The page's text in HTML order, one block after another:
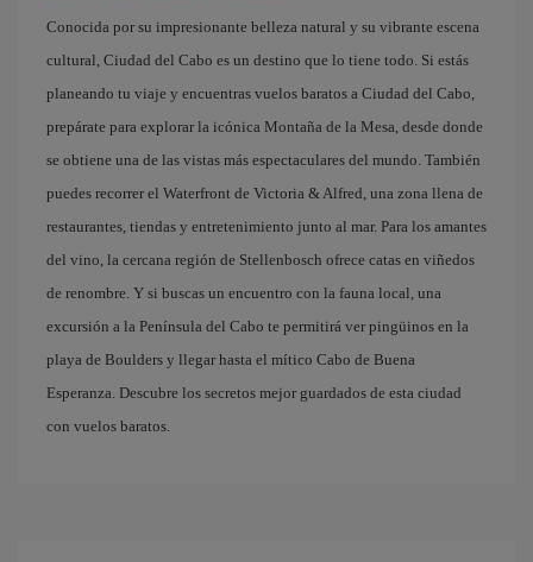
Conocida por su impresionante belleza natural y su vibrante escena
cultural, Ciudad del Cabo es un destino que lo tiene todo. Si estás
planeando tu viaje y encuentras vuelos baratos a Ciudad del Cabo,
prepárate para explorar la icónica Montaña de la Mesa, desde donde
se obtiene una de las vistas más espectaculares del mundo. También
puedes recorrer el Waterfront de Victoria & Alfred, una zona llena de
restaurantes, tiendas y entretenimiento junto al mar. Para los amantes
del vino, la cercana región de Stellenbosch ofrece catas en viñedos
de renombre. Y si buscas un encuentro con la fauna local, una
excursión a la Península del Cabo te permitirá ver pingüinos en la
playa de Boulders y llegar hasta el mítico Cabo de Buena
Esperanza. Descubre los secretos mejor guardados de esta ciudad
con vuelos baratos.